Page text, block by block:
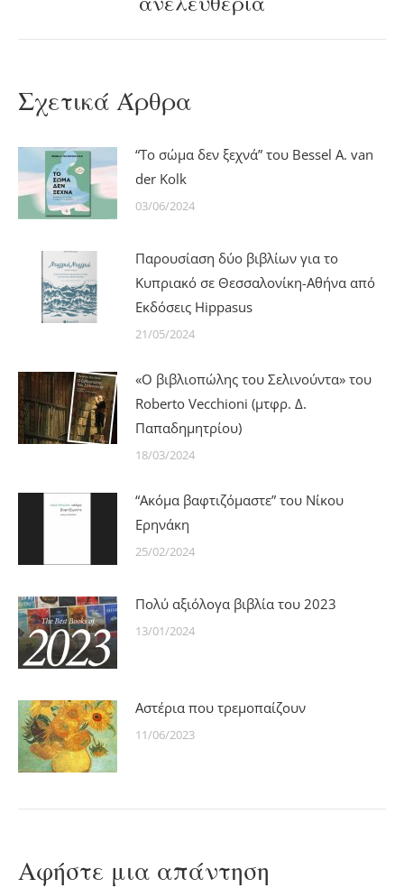
post:
Σχετικά Άρθρα
“Το σώμα δεν ξεχνά” του Bessel A. van
der Kolk
03/06/2024
Παρουσίαση δύο βιβλίων για το
Κυπριακό σε Θεσσαλονίκη-Αθήνα από
Εκδόσεις Hippasus
21/05/2024
«Ο βιβλιoπώλης του Σελινούντα» του
Roberto Vecchioni (μτφρ. Δ.
Παπαδημητρίου)
18/03/2024
“Ακόμα βαφτιζόμαστε” του Νίκου
Ερηνάκη
25/02/2024
Πολύ αξιόλογα βιβλία του 2023
13/01/2024
Αστέρια που τρεμοπαίζουν
11/06/2023
Αφήστε μια απάντηση